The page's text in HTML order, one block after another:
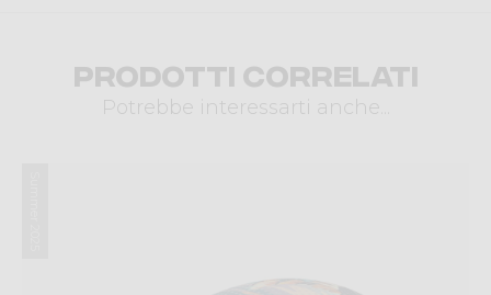
Prodotti correlati
Potrebbe interessarti anche...